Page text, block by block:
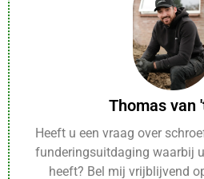
Thomas van
Heeft u een vraag over
funderingsuitdaging waarbij
heeft? Bel mij vrijblijvend